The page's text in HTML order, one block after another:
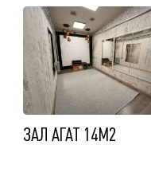
ЗАЛ АГАТ 14М2